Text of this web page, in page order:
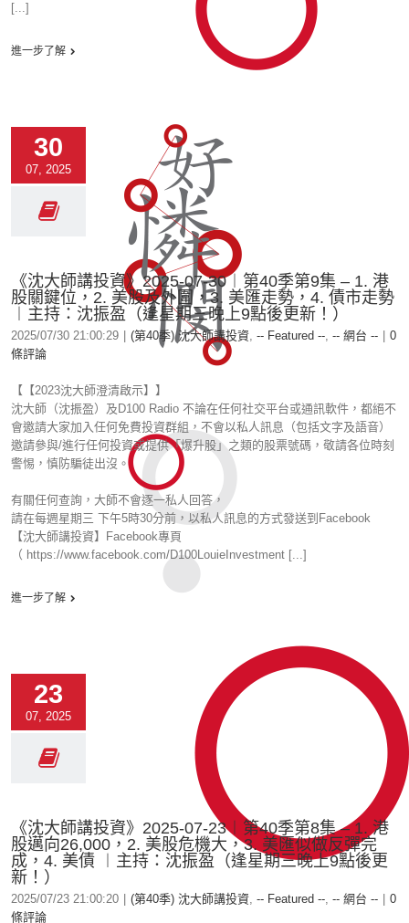
[...]
進一步了解
30
07, 2025
《沈大師講投資》2025-07-30︱第40季第9集 – 1. 港
股關鍵位，2. 美股及外圍，3. 美匯走勢，4. 債市走勢
︱主持：沈振盈（逢星期三晚上9點後更新！）
2025/07/30 21:00:29 (第40季) 沈大師講投資, -- Featured --, -- 網台 --
0
條評論
【【2023沈大師澄清啟示】】
沈大師（沈振盈）及D100 Radio 不論在任何社交平台或通訊軟件，都絕不
會邀請大家加入任何免費投資群組，不會以私人訊息（包括文字及語音）
邀請參與/進行任何投資或提供「爆升股」之類的股票號碼，敬請各位時刻
警惕，慎防騙徒出沒。
有關任何查詢，大師不會逐一私人回答，
請在每週星期三 下午5時30分前，以私人訊息的方式發送到Facebook
【沈大師講投資】Facebook專頁
（ https://www.facebook.com/D100LouieInvestment [...]
進一步了解
23
07, 2025
《沈大師講投資》2025-07-23︱第40季第8集 – 1. 港
股邁向26,000，2. 美股危機大，3. 美匯似做反彈完
成，4. 美債 ︱主持：沈振盈（逢星期三晚上9點後更
新！）
2025/07/23 21:00:20 (第40季) 沈大師講投資, -- Featured --, -- 網台 --
0
條評論